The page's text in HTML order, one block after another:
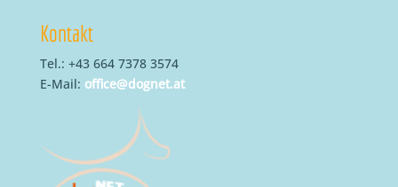
Kontakt
Tel.: +43 664 7378 3574
E-Mail: office@dognet.at